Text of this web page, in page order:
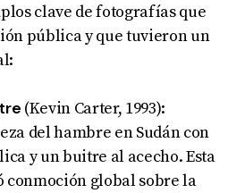
clave de fotografías que
pública y que tuvieron un
(Kevin Carter, 1993):
del hambre en Sudán con
y un buitre al acecho. Esta
conmoción global sobre la